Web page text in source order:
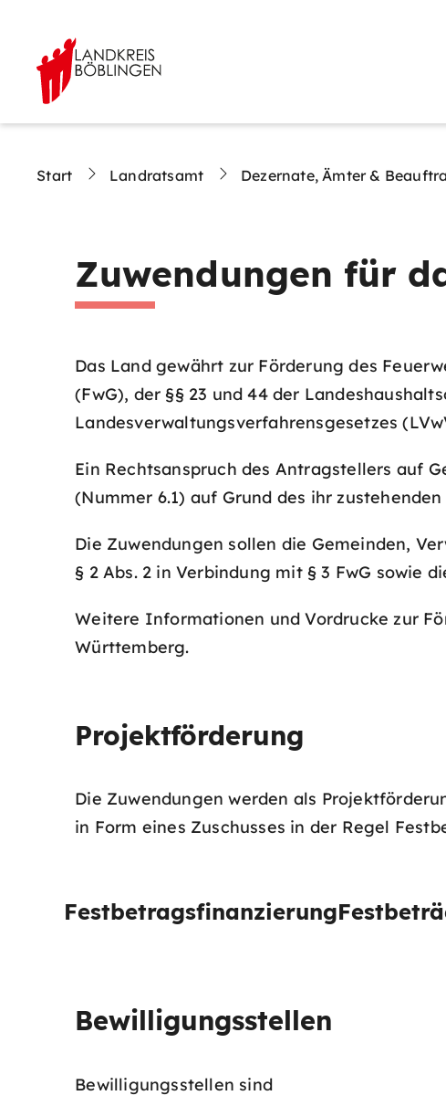
Start Landratsamt Dezernate, Ämter &
Zuwendungen für
Das Land gewährt zur Förderung des
(FwG), der §§ 23 und 44 der
Landesverwaltungsverfahrensgesetzes
Ein Rechtsanspruch des Antragstellers auf
(Nummer 6.1) auf Grund des ihr
Die Zuwendungen sollen die Gemeinden,
§ 2 Abs. 2 in Verbindung mit § 3 FwG sowie
Weitere Informationen und Vordrucke zur
Württemberg.
Projektförderung
Die Zuwendungen werden als
in Form eines Zuschusses in der Regel
Festbetragsfinanzierung
Bewilligungsstellen
Bewilligungsstellen sind